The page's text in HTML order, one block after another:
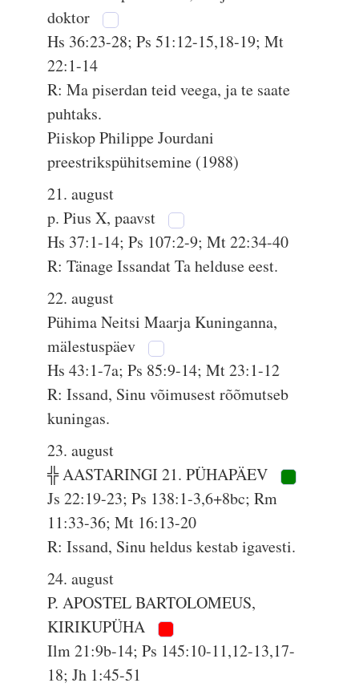
doktor
Hs 36:23-28; Ps 51:12-15,18-19; Mt
22:1-14
R: Ma piserdan teid veega, ja te saate
puhtaks.
Piiskop Philippe Jourdani
preestrikspühitsemine (1988)
21. august
p. Pius X, paavst
Hs 37:1-14; Ps 107:2-9; Mt 22:34-40
R: Tänage Issandat Ta helduse eest.
22. august
Pühima Neitsi Maarja Kuninganna,
mälestuspäev
Hs 43:1-7a; Ps 85:9-14; Mt 23:1-12
R: Issand, Sinu võimusest rõõmutseb
kuningas.
23. august
╬ AASTARINGI 21. PÜHAPÄEV
Js 22:19-23; Ps 138:1-3,6+8bc; Rm
11:33-36; Mt 16:13-20
R: Issand, Sinu heldus kestab igavesti.
24. august
P. APOSTEL BARTOLOMEUS,
KIRIKUPÜHA
Ilm 21:9b-14; Ps 145:10-11,12-13,17-
18; Jh 1:45-51